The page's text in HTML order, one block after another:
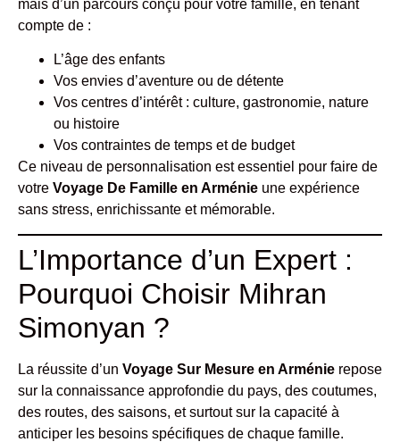
mais d’un parcours conçu pour votre famille, en tenant
compte de :
L’âge des enfants
Vos envies d’aventure ou de détente
Vos centres d’intérêt : culture, gastronomie, nature
ou histoire
Vos contraintes de temps et de budget
Ce niveau de personnalisation est essentiel pour faire de
votre Voyage De Famille en Arménie une expérience
sans stress, enrichissante et mémorable.
L’Importance d’un Expert :
Pourquoi Choisir Mihran
Simonyan ?
La réussite d’un Voyage Sur Mesure en Arménie repose
sur la connaissance approfondie du pays, des coutumes,
des routes, des saisons, et surtout sur la capacité à
anticiper les besoins spécifiques de chaque famille.